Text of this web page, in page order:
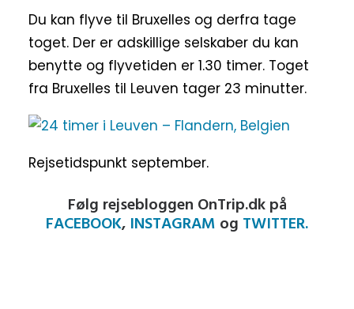
Du kan flyve til Bruxelles og derfra tage
toget. Der er adskillige selskaber du kan
benytte og flyvetiden er 1.30 timer. Toget
fra Bruxelles til Leuven tager 23 minutter.
Rejsetidspunkt september.
Følg rejsebloggen OnTrip.dk på
FACEBOOK, INSTAGRAM og TWITTER.